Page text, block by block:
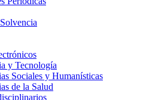
y Tecnología
Sociales y Humanísticas
de la Salud